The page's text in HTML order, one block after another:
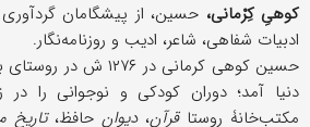
کوهیِ کِرْمانی، حسین، از پیشگامان
ادبیات شفاهی، شاعر، ادیب و روزنامه‌نگار.
حسین کوهی کرمانی در
دنیا آمد؛ دوران کودکی و نوجوانی را در
مکتب‌خانۀ روستاقرآن،دیوان حافظ،تاریخ